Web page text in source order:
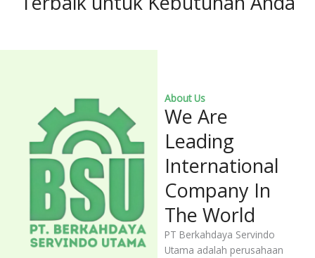
About Us
We Are
Leading
International
Company In
The World
PT Berkahdaya Servindo
Utama adalah perusahaan